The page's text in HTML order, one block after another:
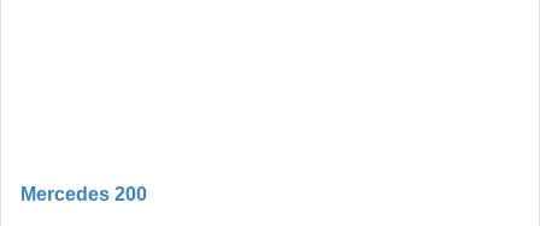
Mercedes 200